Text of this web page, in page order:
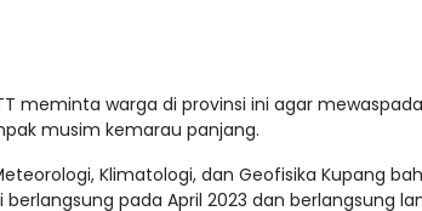
meminta warga di provinsi ini agar
musim kemarau panjang.
Klimatologi, dan Geofisika Kupang
pada April 2023 dan berlangsung